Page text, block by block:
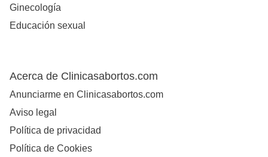
Ginecología
Educación sexual
Acerca de Clinicasabortos.com
Anunciarme en Clinicasabortos.com
Aviso legal
Política de privacidad
Política de Cookies